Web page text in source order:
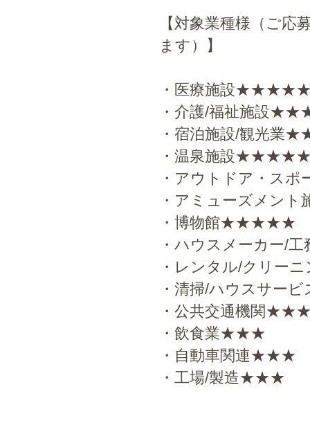
【対象業種様（ご
ます）】
・医療施設
・介護/福祉施設
・宿泊施設/観光
・温泉施設
・アウトドア・ス
・アミューズメ
・博物館★★★★★
・ハウスメーカー
・レンタル/クリ
・清掃/ハウスサ
・公共交通機関
・飲食業★★★
・自動車関連★★★
・工場/製造★★★